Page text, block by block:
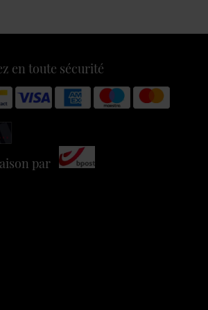
en toute sécurité
par